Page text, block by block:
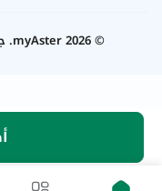
©
2026
myAster.